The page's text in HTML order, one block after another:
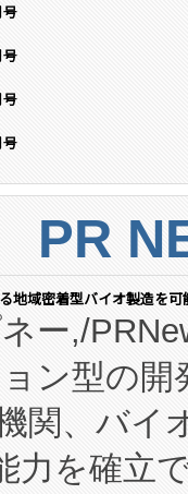
号
号
号
号
PR
地域密着型バイオ製造を
ー,/
ン型の
関、バイ
力を確立